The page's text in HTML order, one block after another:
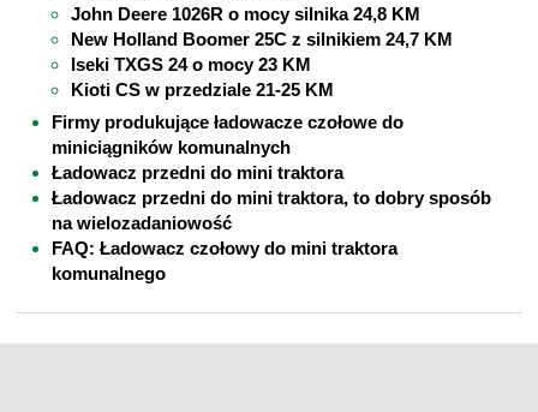
John Deere 1026R o mocy silnika 24,8 KM
New Holland Boomer 25C z silnikiem 24,7 KM
Iseki TXGS 24 o mocy 23 KM
Kioti CS w przedziale 21-25 KM
Firmy produkujące ładowacze czołowe do
miniciągników komunalnych
Ładowacz przedni do mini traktora
Ładowacz przedni do mini traktora, to dobry sposób
na wielozadaniowość
FAQ: Ładowacz czołowy do mini traktora
komunalnego